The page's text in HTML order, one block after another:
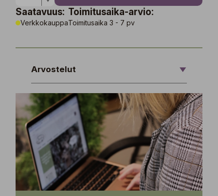
Saatavuus:
Verkkokauppa
Toimitusaika-arvio:
Toimitusaika 3 - 7 pv
Arvostelut